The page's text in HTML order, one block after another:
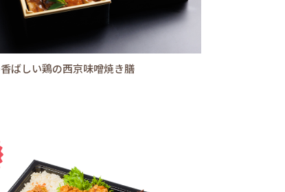
ばしい鶏の西京味噌焼き膳